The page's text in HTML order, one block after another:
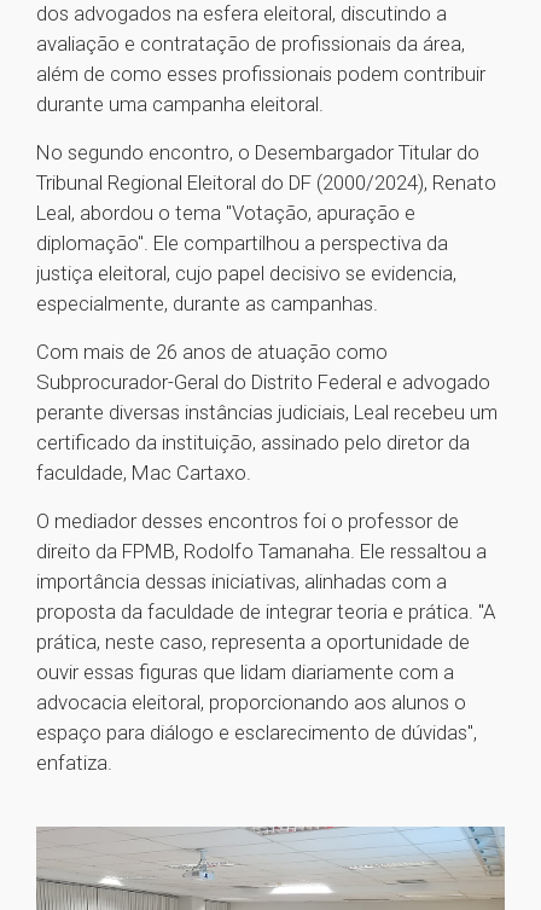
dos advogados na esfera eleitoral, discutindo a
avaliação e contratação de profissionais da área,
além de como esses profissionais podem contribuir
durante uma campanha eleitoral.
No segundo encontro, o Desembargador Titular do
Tribunal Regional Eleitoral do DF (2000/2024), Renato
Leal, abordou o tema "Votação, apuração e
diplomação". Ele compartilhou a perspectiva da
justiça eleitoral, cujo papel decisivo se evidencia,
especialmente, durante as campanhas.
Com mais de 26 anos de atuação como
Subprocurador-Geral do Distrito Federal e advogado
perante diversas instâncias judiciais, Leal recebeu um
certificado da instituição, assinado pelo diretor da
faculdade, Mac Cartaxo.
O mediador desses encontros foi o professor de
direito da FPMB, Rodolfo Tamanaha. Ele ressaltou a
importância dessas iniciativas, alinhadas com a
proposta da faculdade de integrar teoria e prática. "A
prática, neste caso, representa a oportunidade de
ouvir essas figuras que lidam diariamente com a
advocacia eleitoral, proporcionando aos alunos o
espaço para diálogo e esclarecimento de dúvidas",
enfatiza.